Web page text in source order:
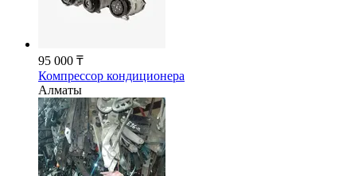
95 000 ₸
Компрессор кондиционера
Алматы